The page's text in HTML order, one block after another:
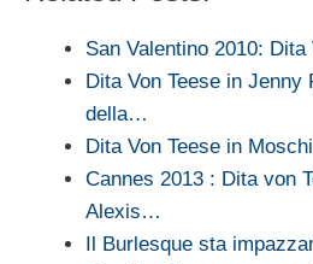
San Valentino 2010:
Dita Von Teese in
della…
Dita Von Teese in
Cannes 2013 : Dita von
Alexis…
Il Burlesque sta